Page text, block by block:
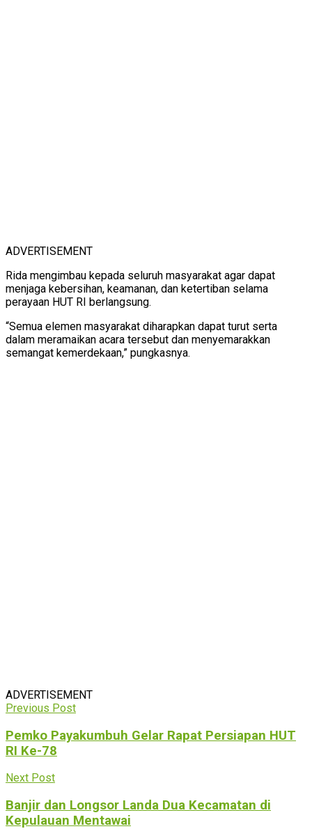
ADVERTISEMENT
Rida mengimbau kepada seluruh masyarakat agar dapat
menjaga kebersihan, keamanan, dan ketertiban selama
perayaan HUT RI berlangsung.
“Semua elemen masyarakat diharapkan dapat turut serta
dalam meramaikan acara tersebut dan menyemarakkan
semangat kemerdekaan,” pungkasnya.
ADVERTISEMENT
Previous Post
Pemko Payakumbuh Gelar Rapat Persiapan HUT
RI Ke-78
Next Post
Banjir dan Longsor Landa Dua Kecamatan di
Kepulauan Mentawai